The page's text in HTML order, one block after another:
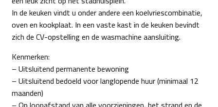
In de keuken vindt u onder andere een koelvriescombinatie,
oven en kookplaat. In een vaste kast in de keuken bevindt
zich de CV-opstelling en de wasmachine aansluiting.
Kenmerken:
– Uitsluitend permanente bewoning
– Uitsluitend bedoeld voor langlopende huur (minimaal 12
maanden)